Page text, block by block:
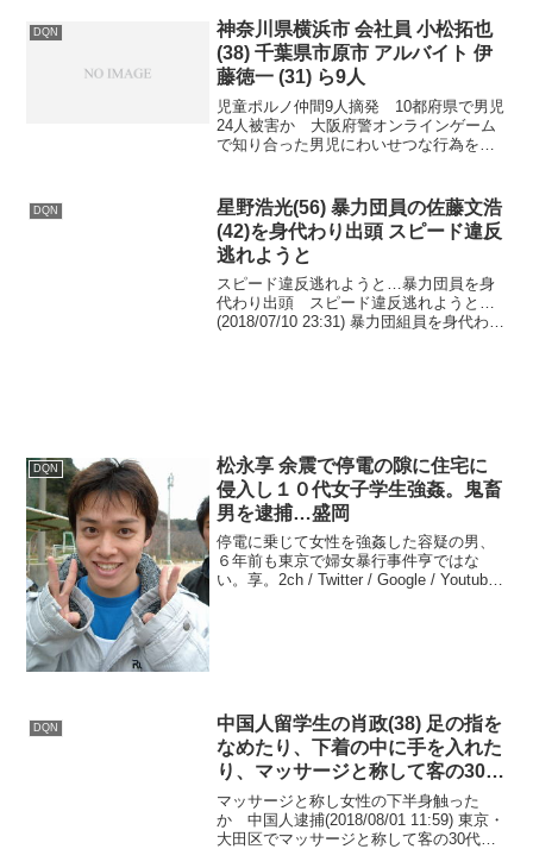
DQN
神奈川県横浜市 会社員 小松拓也
(38) 千葉県市原市 アルバイト 伊
藤徳一 (31) ら9人
児童ポルノ仲間9人摘発 10都府県で男児
24人被害か 大阪府警オンラインゲーム
で知り合った男児にわいせつな行為をし
容疑者 (38)＝横浜市旭区東希望が丘＝ら9
人を逮捕...
DQN
星野浩光(56) 暴力団員の佐藤文浩
(42)を身代わり出頭 スピード違反
逃れようと
スピード違反逃れようと…暴力団員を身
代わり出頭 スピード違反逃れようと…
(2018/07/10 23:31) 暴力団組員を身代わり
DQN
松永享 余震で停電の隙に住宅に
侵入し１０代女子学生強姦。鬼畜
男を逮捕…盛岡
停電に乗じて女性を強姦した容疑の男、
６年前も東京で婦女暴行事件亨ではな
い。享。2ch / Twitter / Google / Youtube /
DQN
中国人留学生の肖政(38) 足の指を
なめたり、下着の中に手を入れた
り、マッサージと称して客の30代
の女性にわいせつな行為
マッサージと称し女性の下半身触った
か 中国人逮捕(2018/08/01 11:59) 東京・
大田区でマッサージと称して客の30代の